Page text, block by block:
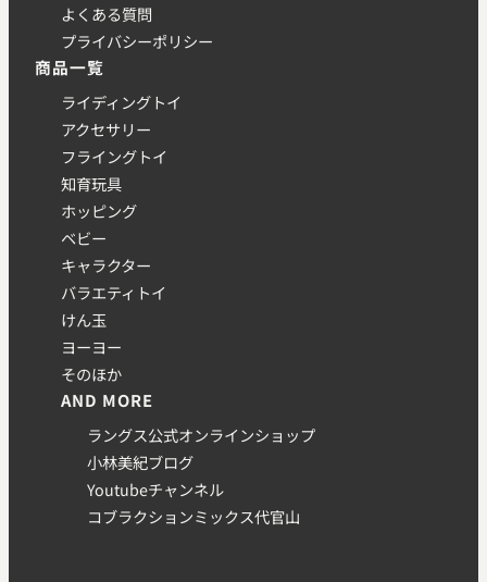
よくある質問
プライバシーポリシー
商品一覧
ライディングトイ
アクセサリー
フライングトイ
知育玩具
ホッピング
ベビー
キャラクター
バラエティトイ
けん玉
ヨーヨー
そのほか
AND MORE
ラングス公式オンラインショップ
小林美紀ブログ
Youtubeチャンネル
コブラクションミックス代官山